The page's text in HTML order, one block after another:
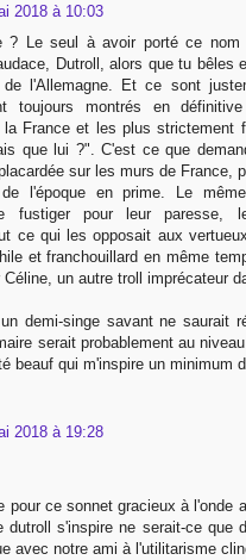
2018 à 10:03
? Le seul à avoir porté ce nom
Dutroll, alors que tu bêles
de l'Allemagne. Et ce sont
toujours montrés en
la France et les plus strictement
que lui ?". C'est ce que
sur les murs de France,
l'époque en prime. Le
fustiger pour leur paresse,
ce qui les opposait aux
et franchouillard en même
un autre troll imprécateur
demi-singe savant ne saurait
serait probablement au
beauf qui m'inspire un minimum
2018 à 19:28
pour ce sonnet gracieux à l'onde
dutroll s'inspire ne serait-ce que
avec notre ami à l'utilitarisme